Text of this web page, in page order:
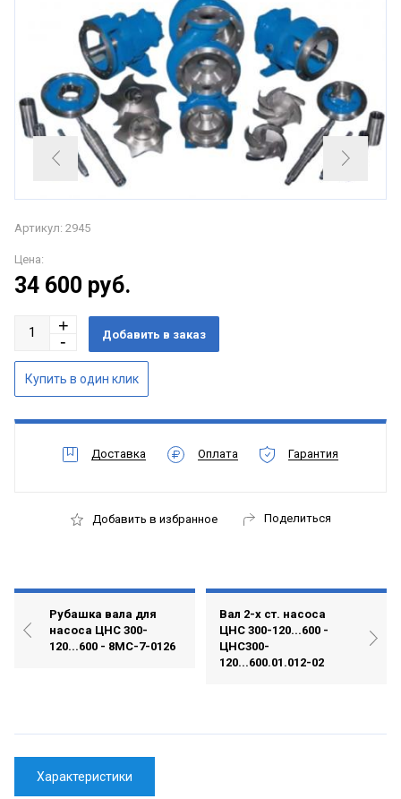
Артикул: 2945
Цена:
34 600 руб.
Доставка Оплата Гарантия
Добавить в избранное Поделиться
Рубашка вала для
насоса ЦНС 300-
120...600 - 8МС-7-0126
Вал 2-х ст. насоса
ЦНС 300-120...600 -
ЦНС300-
120...600.01.012-02
Характеристики